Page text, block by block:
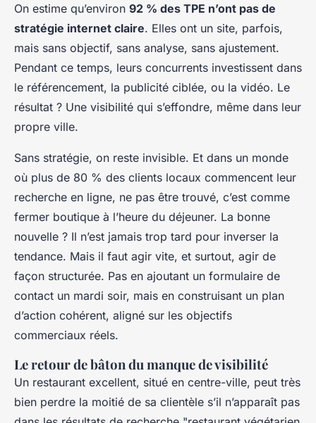
On estime qu’environ 92 % des TPE n’ont pas de
stratégie internet claire. Elles ont un site, parfois,
mais sans objectif, sans analyse, sans ajustement.
Pendant ce temps, leurs concurrents investissent dans
le référencement, la publicité ciblée, ou la vidéo. Le
résultat ? Une visibilité qui s’effondre, même dans leur
propre ville.
Sans stratégie, on reste invisible. Et dans un monde
où plus de 80 % des clients locaux commencent leur
recherche en ligne, ne pas être trouvé, c’est comme
fermer boutique à l’heure du déjeuner. La bonne
nouvelle ? Il n’est jamais trop tard pour inverser la
tendance. Mais il faut agir vite, et surtout, agir de
façon structurée. Pas en ajoutant un formulaire de
contact un mardi soir, mais en construisant un plan
d’action cohérent, aligné sur les objectifs
commerciaux réels.
Le retour de bâton du manque de visibilité
Un restaurant excellent, situé en centre-ville, peut très
bien perdre la moitié de sa clientèle s’il n’apparaît pas